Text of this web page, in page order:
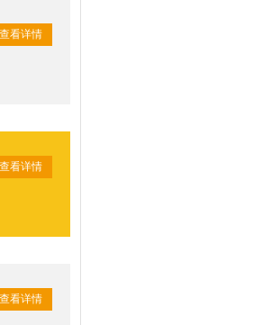
查看详情
查看详情
查看详情